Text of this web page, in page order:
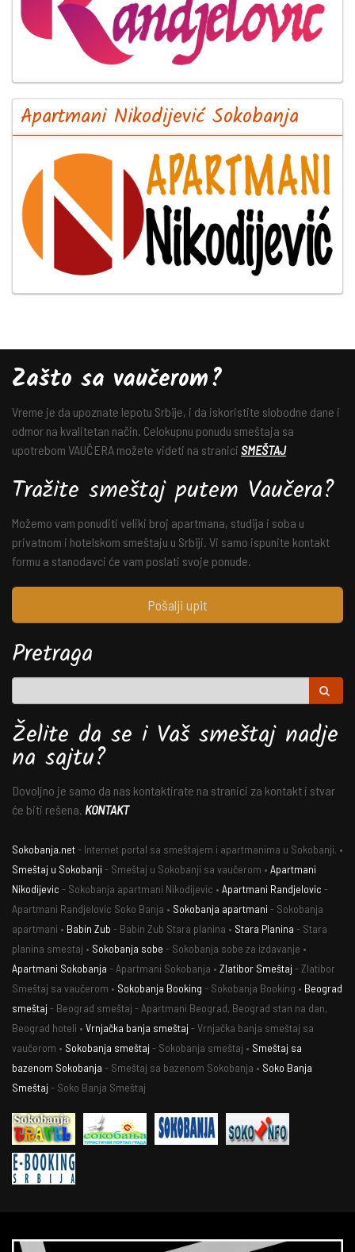
Apartmani Nikodijević Sokobanja
Zašto sa vaučerom?
Vreme je da upoznate lepotu Srbije, i da iskoristite slobodne dane i
odmor na kvalitetan način. Celokupnu ponudu smeštaja sa
upotrebom VAUČERA možete videti na stranici SMEŠTAJ
Tražite smeštaj putem Vaučera?
Možemo vam ponuditi veliki broj apartmana, studija i soba u
privatnom i hotelskom smeštaju u Srbiji. Vi samo ispunite kontakt
formu a stanodavci će vam poslati svoje ponude.
Pošalji upit
Pretraga
Želite da se i Vaš smeštaj nadje
na sajtu?
Dovoljno je samo da nas kontaktirate na stranici za kontakt i stvar
će biti rešena. KONTAKT
Sokobanja.net- Internet portal sa smeštajem i apartmanima u Sokobanji. •
Smeštaj u Sokobanji - Smeštaj u Sokobanji sa vaučerom • Apartmani
Nikodijevic - Sokobanja apartmani Nikodijevic • Apartmani Randjelovic -
Apartmani Randjelovic Soko Banja • Sokobanja apartmani - Sokobanja
apartmani • Babin Zub - Babin Zub Stara planina • Stara Planina - Stara
planina smestaj • Sokobanja sobe - Sokobanja sobe za izdavanje •
Apartmani Sokobanja - Apartmani Sokobanja • Zlatibor Smeštaj - Zlatibor
Smeštaj sa vaučerom • Sokobanja Booking - Sokobanja Booking • Beograd
smeštaj - Beograd smeštaj - Apartmani Beograd, Beograd stan na dan,
Beograd hoteli • Vrnjačka banja smeštaj - Vrnjačka banja smeštaj sa
vaučerom • Sokobanja smeštaj - Sokobanja smeštaj • Smeštaj sa
bazenom Sokobanja - Smeštaj sa bazenom Sokobanja • Soko Banja
Smeštaj - Soko Banja Smeštaj